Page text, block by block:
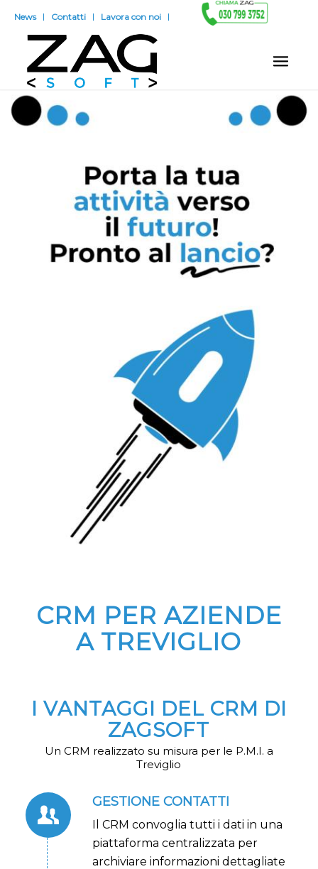
News Contatti Lavora con noi
CRM PER AZIENDE
A TREVIGLIO
I VANTAGGI DEL CRM DI
ZAGSOFT
Un CRM realizzato su misura per le P.M.I. a
Treviglio
GESTIONE CONTATTI
Il CRM convoglia tutti i dati in una
piattaforma centralizzata per
archiviare informazioni dettagliate